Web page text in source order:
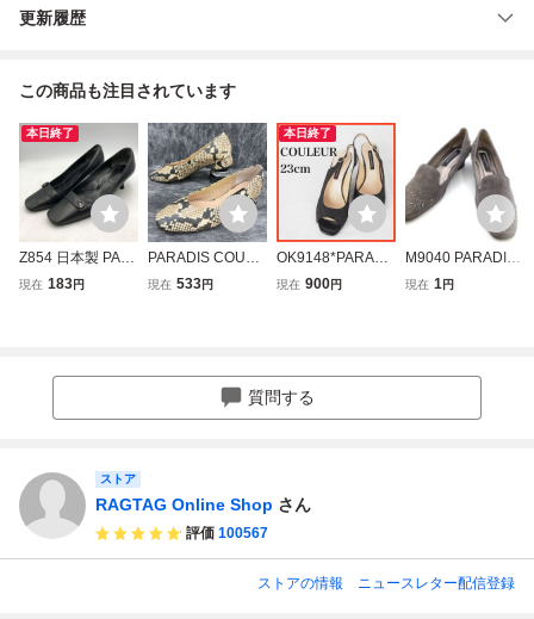
更新履歴
この商品も注目されています
本日終了
Z854 日本製 PAR
ADIS COULEUR
現在 183円
PARADIS COULE
UR パラディクル
2.5cm ベージュ系
現在 533円
本日終了
OK9148*PARADI
S COULEUR*パラ
現在 900円
M9040 PARADIS
COULEUR パラデ
現在 1円
質問する
ストア
RAGTAG Online Shop さん
評価 100567
ストアの情報 ニュースレター配信登録